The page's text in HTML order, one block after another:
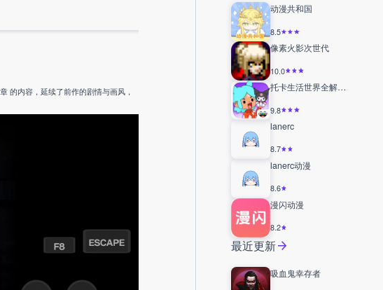
的内容，延续了前作的剧情与画风，
动漫共和国
8.5
像素火影次世代
10.0
托卡生活世界全解锁版
9.8
lanerc
8.7
lanerc动漫
8.6
漫闪动漫
8.2
最近更新
吸血鬼幸存者